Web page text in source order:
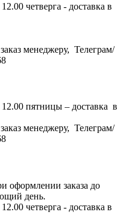
четверга - доставка в
менеджеру, Телеграм/
12.00 пятницы – доставка в
менеджеру, Телеграм/
оформлении заказа до
день.
четверга - доставка в